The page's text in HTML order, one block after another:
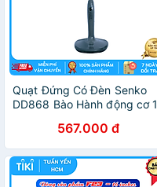
Quạt Đứng Có Đèn Senko
DD868 Bào Hành động cơ 1
567.000 đ